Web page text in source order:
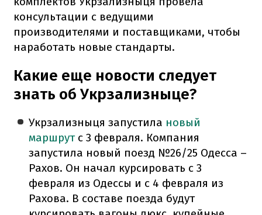
консультации с ведущими
производителями и поставщиками, чтобы
наработать новые стандарты.
Какие еще новости следует
знать об Укрзализныце?
Укрзализныця запустила новый
маршрут с 3 февраля. Компания
запустила новый поезд №26/25 Одесса –
Рахов. Он начал курсировать с 3
февраля из Одессы и с 4 февраля из
Рахова. В составе поезда будут